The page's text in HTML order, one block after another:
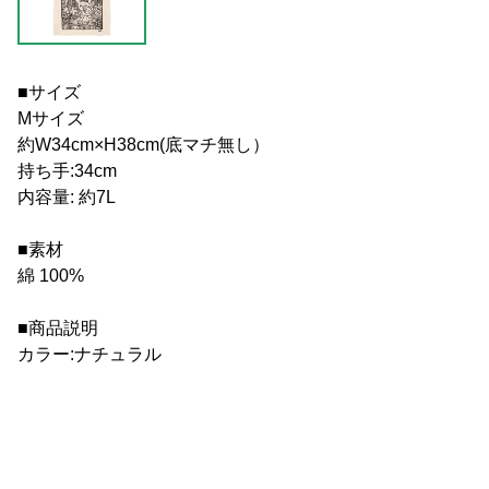
■サイズ
Mサイズ
約W34cm×H38cm(底マチ無し）
持ち手:34cm
内容量: 約7L
■素材
綿 100%
■商品説明
カラー:ナチュラル